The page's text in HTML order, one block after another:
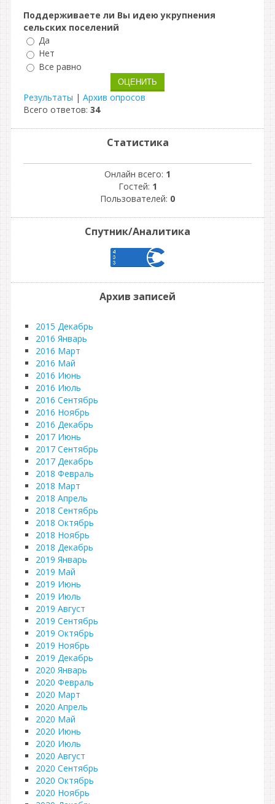
Поддерживаете ли Вы идею укрупнения
сельских поселений
Да
Нет
Все равно
Результаты | Архив опросов
Всего ответов: 34
Статистика
Онлайн всего: 1
Гостей: 1
Пользователей: 0
Спутник/Аналитика
Архив записей
2015 Декабрь
2016 Январь
2016 Март
2016 Май
2016 Июнь
2016 Июль
2016 Сентябрь
2016 Ноябрь
2016 Декабрь
2017 Июнь
2017 Сентябрь
2017 Декабрь
2018 Февраль
2018 Март
2018 Апрель
2018 Сентябрь
2018 Октябрь
2018 Ноябрь
2018 Декабрь
2019 Январь
2019 Май
2019 Июнь
2019 Июль
2019 Август
2019 Сентябрь
2019 Октябрь
2019 Ноябрь
2019 Декабрь
2020 Январь
2020 Февраль
2020 Март
2020 Апрель
2020 Май
2020 Июнь
2020 Июль
2020 Август
2020 Сентябрь
2020 Октябрь
2020 Ноябрь